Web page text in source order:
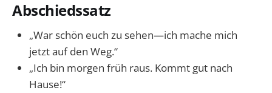
Abschiedssatz
„War schön euch zu sehen—ich mache mich
jetzt auf den Weg.“
„Ich bin morgen früh raus. Kommt gut nach
Hause!“